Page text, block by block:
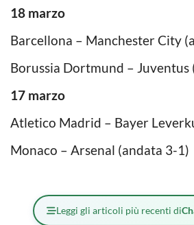
18 marzo
Barcellona – Manchester City
Borussia Dortmund – Juventus
17 marzo
Atletico Madrid – Bayer
Monaco – Arsenal (andata 3-1)
Leggi gli articoli più recenti di